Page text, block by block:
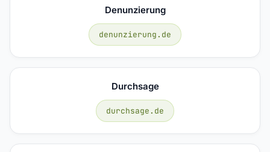
Denunzierung
denunzierung.de
Durchsage
durchsage.de